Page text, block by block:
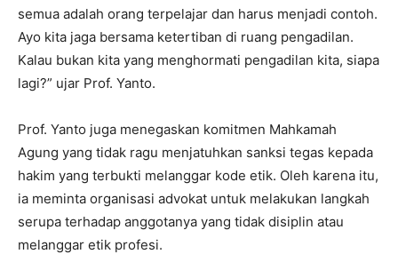
semua adalah orang terpelajar dan harus menjadi contoh.
Ayo kita jaga bersama ketertiban di ruang pengadilan.
Kalau bukan kita yang menghormati pengadilan kita, siapa
lagi?” ujar Prof. Yanto.
Prof. Yanto juga menegaskan komitmen Mahkamah
Agung yang tidak ragu menjatuhkan sanksi tegas kepada
hakim yang terbukti melanggar kode etik. Oleh karena itu,
ia meminta organisasi advokat untuk melakukan langkah
serupa terhadap anggotanya yang tidak disiplin atau
melanggar etik profesi.